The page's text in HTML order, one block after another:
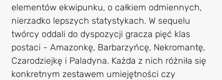
elementów ekwipunku, o całkiem odmiennych,
nierzadko lepszych statystykach. W sequelu
twórcy oddali do dyspozycji gracza pięć klas
postaci - Amazonkę, Barbarzyńcę, Nekromantę,
Czarodziejkę i Paladyna. Każda z nich różniła się
konkretnym zestawem umiejętności czy